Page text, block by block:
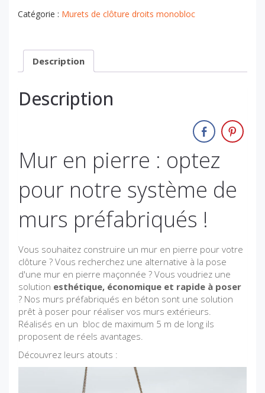
Catégorie : Murets de clôture droits monobloc
Description
Description
Mur en pierre : optez
pour notre système de
murs préfabriqués !
Vous souhaitez construire un mur en pierre pour votre
clôture ? Vous recherchez une alternative à la pose
d'une mur en pierre maçonnée ? Vous voudriez une
solution esthétique, économique et rapide à poser
? Nos murs préfabriqués en béton sont une solution
prêt à poser pour réaliser vos murs extérieurs.
Réalisés en un bloc de maximum 5 m de long ils
proposent de réels avantages.
Découvrez leurs atouts :